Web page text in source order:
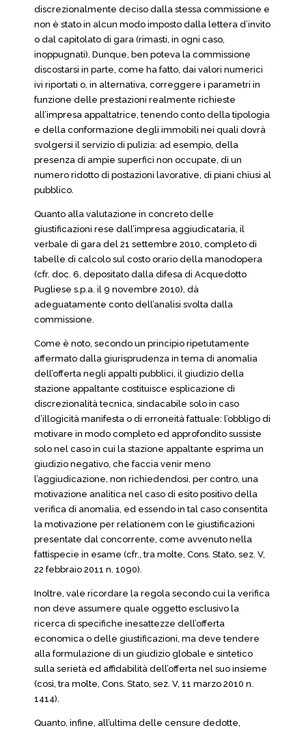
discrezionalmente deciso dalla stessa commissione e
non è stato in alcun modo imposto dalla lettera d’invito
o dal capitolato di gara (rimasti, in ogni caso,
inoppugnati). Dunque, ben poteva la commissione
discostarsi in parte, come ha fatto, dai valori numerici
ivi riportati o, in alternativa, correggere i parametri in
funzione delle prestazioni realmente richieste
all’impresa appaltatrice, tenendo conto della tipologia
e della conformazione degli immobili nei quali dovrà
svolgersi il servizio di pulizia: ad esempio, della
presenza di ampie superfici non occupate, di un
numero ridotto di postazioni lavorative, di piani chiusi al
pubblico.
Quanto alla valutazione in concreto delle
giustificazioni rese dall’impresa aggiudicataria, il
verbale di gara del 21 settembre 2010, completo di
tabelle di calcolo sul costo orario della manodopera
(cfr. doc. 6, depositato dalla difesa di Acquedotto
Pugliese s.p.a. il 9 novembre 2010), dà
adeguatamente conto dell’analisi svolta dalla
commissione.
Come è noto, secondo un principio ripetutamente
affermato dalla giurisprudenza in tema di anomalia
dell’offerta negli appalti pubblici, il giudizio della
stazione appaltante costituisce esplicazione di
discrezionalità tecnica, sindacabile solo in caso
d’illogicità manifesta o di erroneità fattuale: l’obbligo di
motivare in modo completo ed approfondito sussiste
solo nel caso in cui la stazione appaltante esprima un
giudizio negativo, che faccia venir meno
l’aggiudicazione, non richiedendosi, per contro, una
motivazione analitica nel caso di esito positivo della
verifica di anomalia, ed essendo in tal caso consentita
la motivazione per relationem con le giustificazioni
presentate dal concorrente, come avvenuto nella
fattispecie in esame (cfr., tra molte, Cons. Stato, sez. V,
22 febbraio 2011 n. 1090).
Inoltre, vale ricordare la regola secondo cui la verifica
non deve assumere quale oggetto esclusivo la
ricerca di specifiche inesattezze dell’offerta
economica o delle giustificazioni, ma deve tendere
alla formulazione di un giudizio globale e sintetico
sulla serietà ed affidabilità dell’offerta nel suo insieme
(così, tra molte, Cons. Stato, sez. V, 11 marzo 2010 n.
1414).
Quanto, infine, all’ultima delle censure dedotte,